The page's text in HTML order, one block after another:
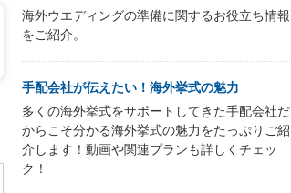
海外ウエディングの準備に関するお役立ち情報
をご紹介。
手配会社が伝えたい！海外挙式の魅力
多くの海外挙式をサポートしてきた手配会社だ
からこそ分かる海外挙式の魅力をたっぷりご紹
介します！動画や関連プランも詳しくチェッ
ク！